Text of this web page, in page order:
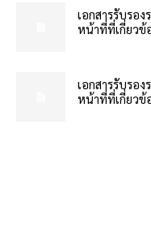
เอกสารรับรอง
หน้าที่ที่เกี่ยวข้
เอกสารรับรอง
หน้าที่ที่เกี่ยวข้